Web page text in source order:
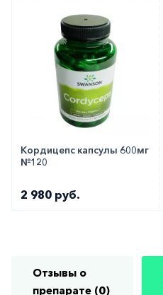
Кордицепс капсулы 600мг
№120
2 980 руб.
Отзывы о
препарате (0)